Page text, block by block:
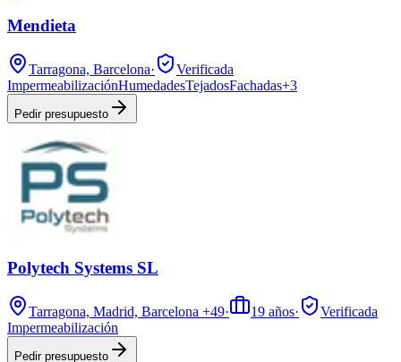
Mendieta
Tarragona, Barcelona·
Verificada
ImpermeabilizaciónHumedadesTejadosFachadas+3
Pedir presupuesto
Polytech Systems SL
Tarragona, Madrid, Barcelona +49· 19 años·
Verificada
Impermeabilización
Pedir presupuesto